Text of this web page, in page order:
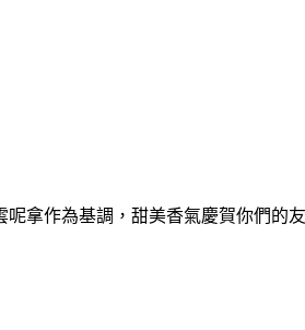
拿作為基調，甜美香氣慶賀你們的